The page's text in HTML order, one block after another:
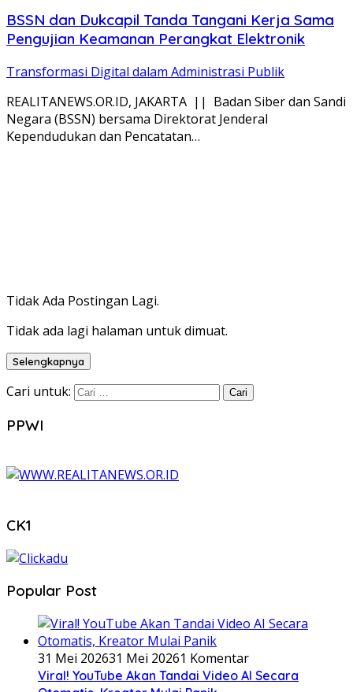
BSSN dan Dukcapil Tanda Tangani Kerja Sama
Pengujian Keamanan Perangkat Elektronik
Transformasi Digital dalam Administrasi Publik
REALITANEWS.OR.ID, JAKARTA || Badan Siber dan Sandi
Negara (BSSN) bersama Direktorat Jenderal
Kependudukan dan Pencatatan…
Tidak Ada Postingan Lagi.
Tidak ada lagi halaman untuk dimuat.
Selengkapnya
Cari untuk:
PPWI
CK1
Popular Post
31 Mei 202631 Mei 20261 Komentar
Viral! YouTube Akan Tandai Video AI Secara